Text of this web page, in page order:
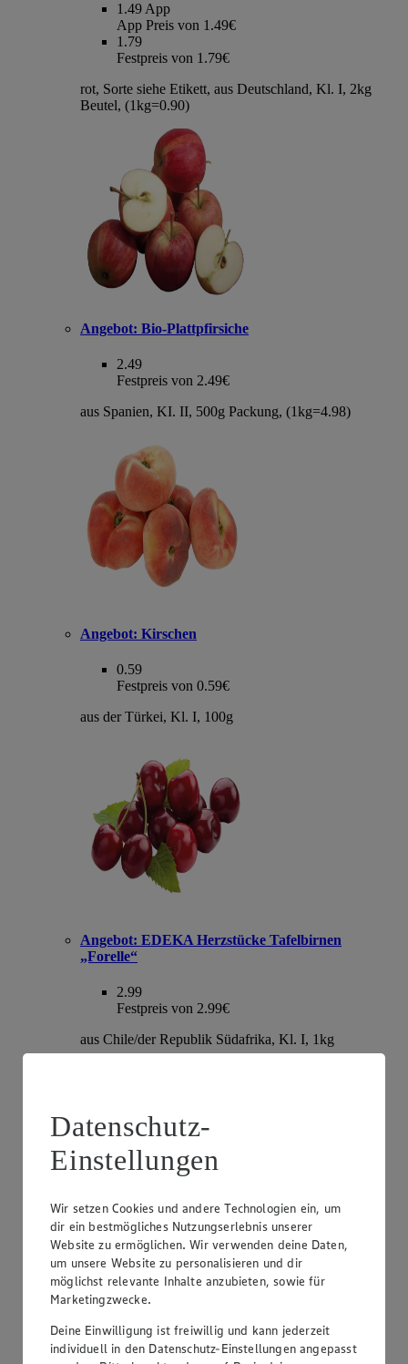
1.49 App
App Preis von 1.49€
1.79
Festpreis von 1.79€
rot, Sorte siehe Etikett, aus Deutschland, Kl. I, 2kg
Beutel, (1kg=0.90)
Angebot: Bio-Plattpfirsiche
2.49
Festpreis von 2.49€
aus Spanien, KI. II, 500g Packung, (1kg=4.98)
Angebot: Kirschen
0.59
Festpreis von 0.59€
aus der Türkei, Kl. I, 100g
Angebot: EDEKA Herzstücke Tafelbirnen
„Forelle“
2.99
Festpreis von 2.99€
aus Chile/der Republik Südafrika, Kl. I, 1kg
Angebot:EDEKA Herzstücke Tafeltrauben
3.99
hell oder rot, kernlos, Sorte lt. Auszeichnung, aus
Datenschutz-
Einstellungen
Wir setzen Cookies und andere Technologien ein, um
dir ein bestmögliches Nutzungserlebnis unserer
Website zu ermöglichen. Wir verwenden deine Daten,
um unsere Website zu personalisieren und dir
möglichst relevante Inhalte anzubieten, sowie für
Marketingzwecke.
Deine Einwilligung ist freiwillig und kann jederzeit
individuell in den Datenschutz-Einstellungen angepasst